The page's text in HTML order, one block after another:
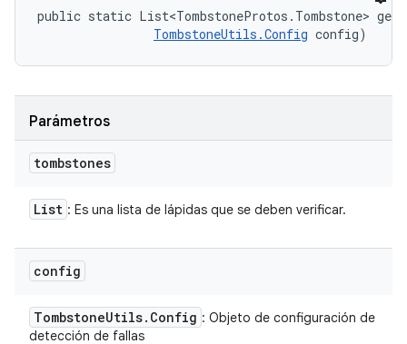
public static List<TombstoneProtos.Tombstone>
TombstoneUtils.Config config)
Parámetros
tombstones
List : Es una lista de lápidas que se deben verificar.
config
TombstoneUtils. Config : Objeto de configuración de
detección de fallas